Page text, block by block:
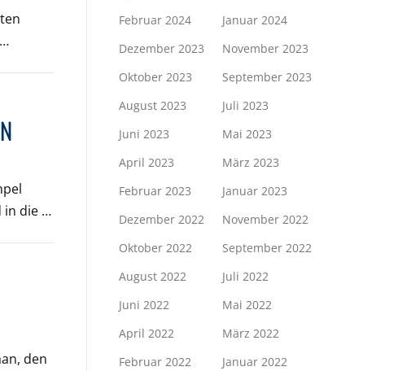
in die …
den
Februar 2024
Januar 2024
Dezember 2023
November 2023
Oktober 2023
September 2023
August 2023
Juli 2023
Juni 2023
Mai 2023
April 2023
März 2023
Februar 2023
Januar 2023
Dezember 2022
November 2022
Oktober 2022
September 2022
August 2022
Juli 2022
Juni 2022
Mai 2022
April 2022
März 2022
Februar 2022
Januar 2022